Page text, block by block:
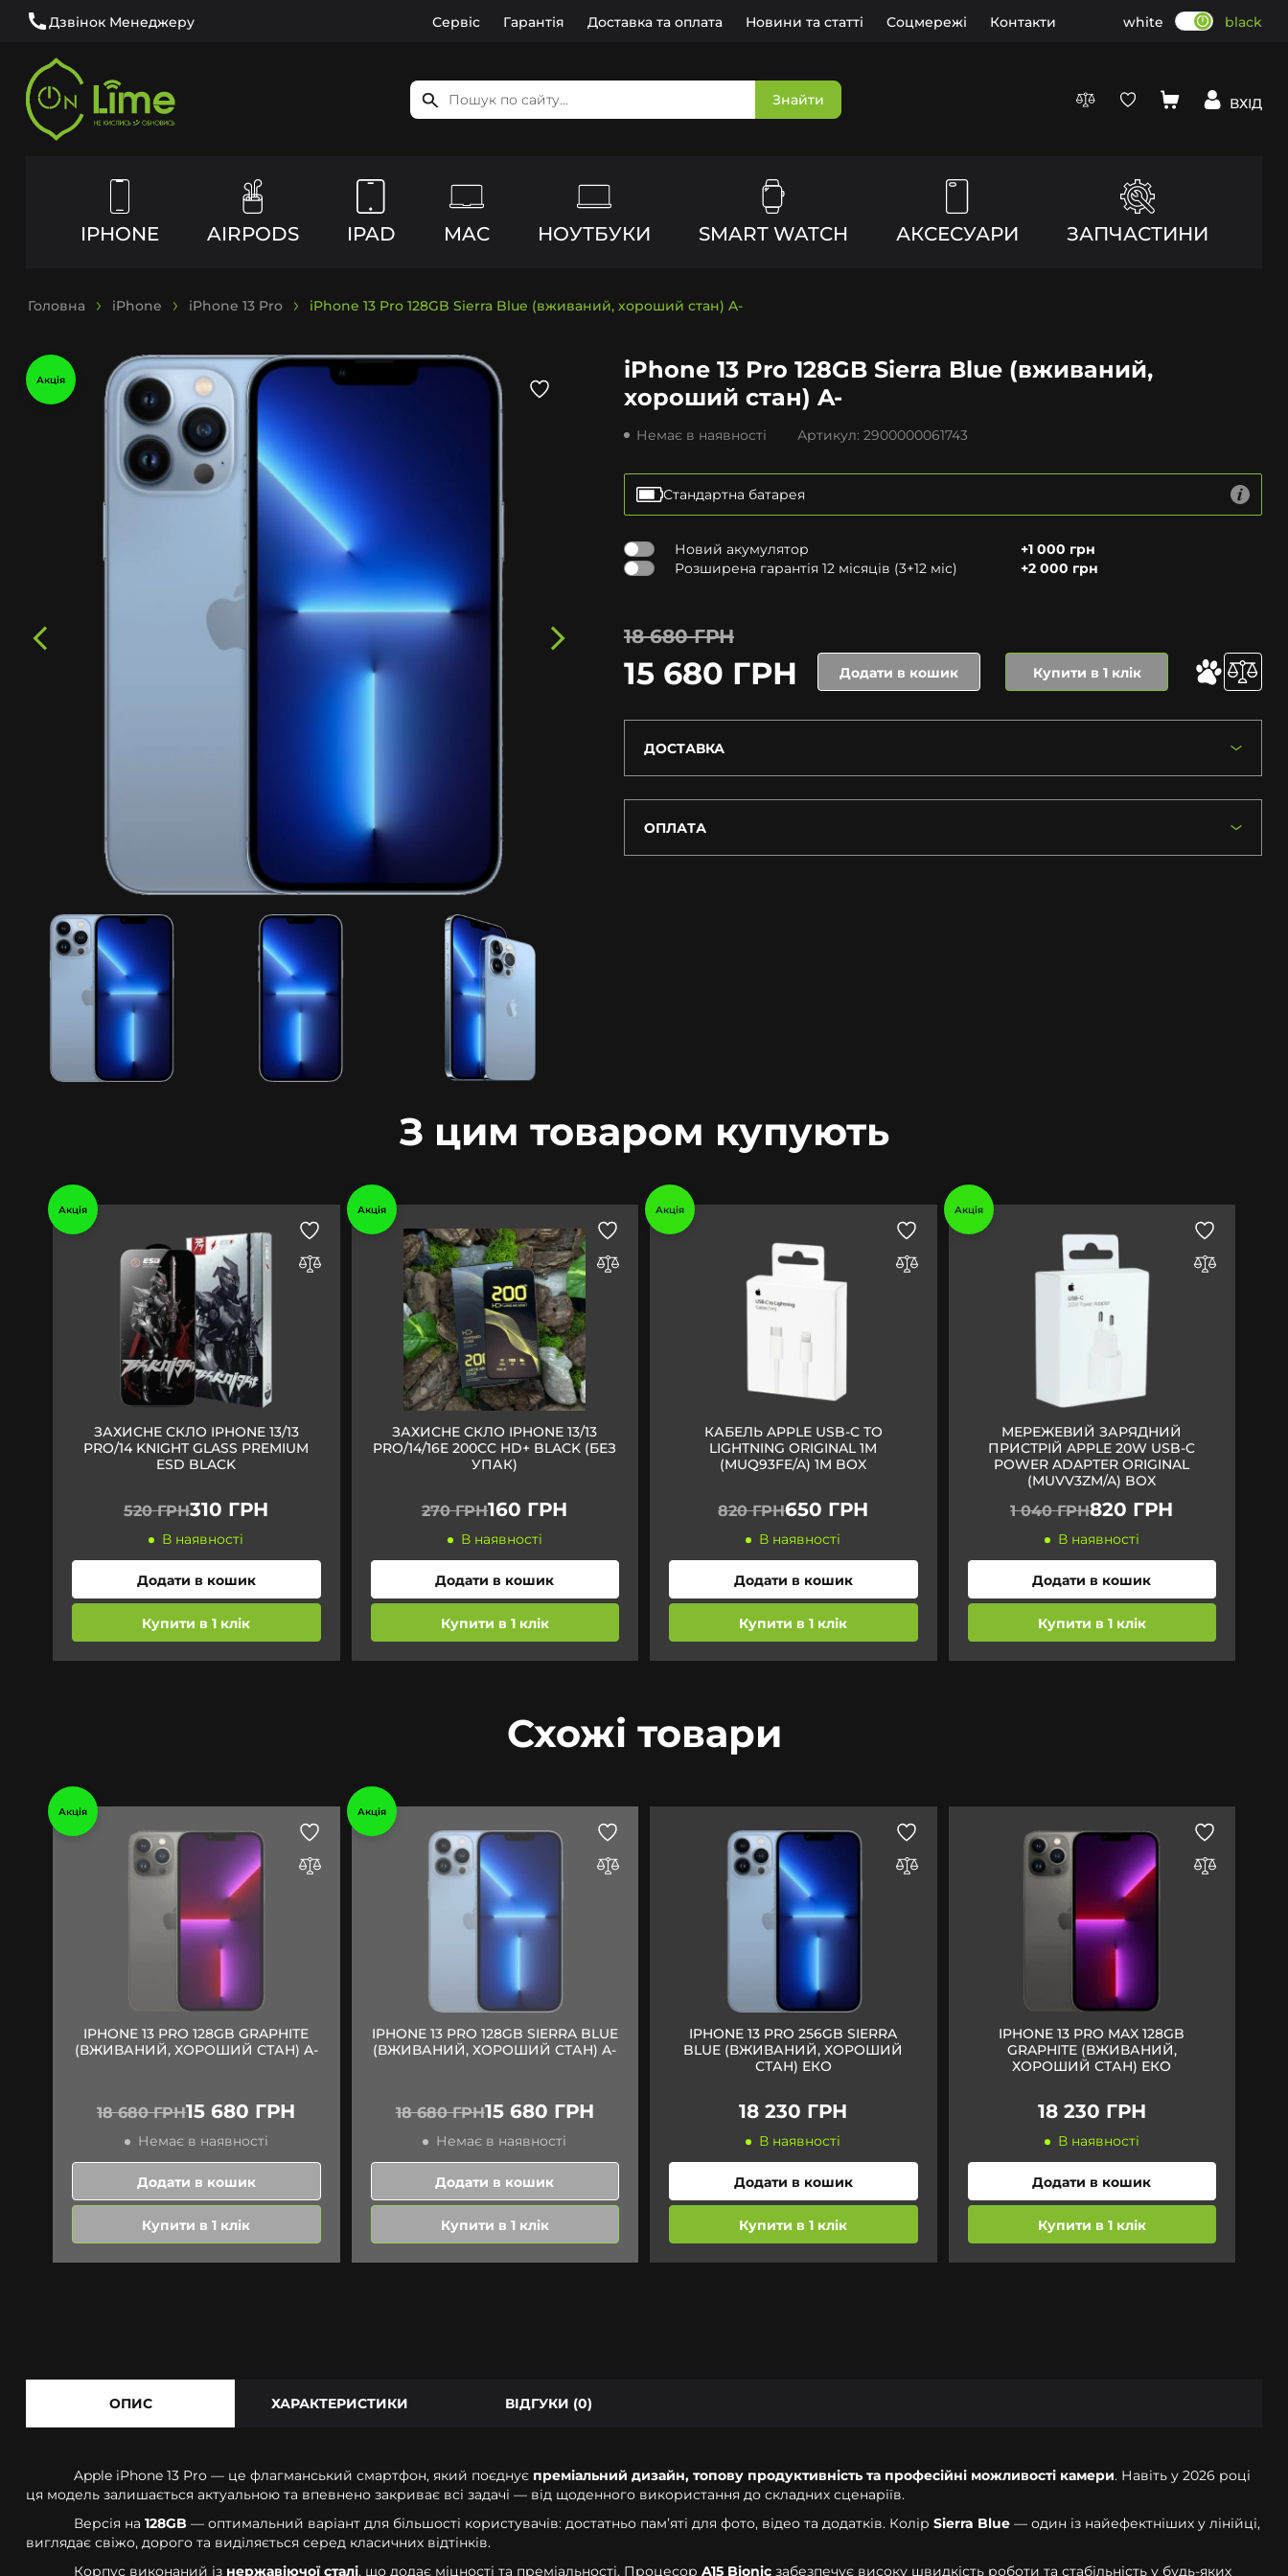
Дзвінок Менеджеру Сервіс Гарантія Доставка та оплата Новини та статті Соцмережі Контакти white black
Знайти ВХІД
IPHONE AIRPODS IPAD MAC НОУТБУКИ SMART WATCH АКСЕСУАРИ ЗАПЧАСТИНИ
Головна iPhone iPhone 13 Pro iPhone 13 Pro 128GB Sierra Blue (вживаний, хороший стан) A-
Акція
iPhone 13 Pro 128GB Sierra Blue (вживаний,
хороший стан) A-
Немає в наявності Артикул: 2900000061743
Стандартна батарея
Новий акумулятор
+1 000 грн
Розширена гарантія 12 місяців (3+12 міс)
+2 000 грн
18 680 ГРН
15 680 ГРН Додати в кошик Купити в 1 клік
ДОСТАВКА
ОПЛАТА
З цим товаром купують
Акція
ЗАХИСНЕ СКЛО IPHONE 13/13
PRO/14 KNIGHT GLASS PREMIUM
ESD BLACK
520 ГРН310 ГРН
В наявності
Додати в кошик
Купити в 1 клік
Акція
ЗАХИСНЕ СКЛО IPHONE 13/13
PRO/14/16E 200CC HD+ BLACK (БЕЗ
УПАК)
270 ГРН160 ГРН
В наявності
Додати в кошик
Купити в 1 клік
Акція
КАБЕЛЬ APPLE USB-C TO
LIGHTNING ORIGINAL 1M
(MUQ93FE/A) 1M BOX
820 ГРН650 ГРН
В наявності
Додати в кошик
Купити в 1 клік
Акція
МЕРЕЖЕВИЙ ЗАРЯДНИЙ
ПРИСТРІЙ APPLE 20W USB-C
POWER ADAPTER ORIGINAL
(MUVV3ZM/A) BOX
1 040 ГРН820 ГРН
В наявності
Додати в кошик
Купити в 1 клік
Схожі товари
Акція
IPHONE 13 PRO 128GB GRAPHITE
(ВЖИВАНИЙ, ХОРОШИЙ СТАН) A-
18 680 ГРН15 680 ГРН
Немає в наявності
Додати в кошик
Купити в 1 клік
Акція
IPHONE 13 PRO 128GB SIERRA BLUE
(ВЖИВАНИЙ, ХОРОШИЙ СТАН) A-
18 680 ГРН15 680 ГРН
Немає в наявності
Додати в кошик
Купити в 1 клік
IPHONE 13 PRO 256GB SIERRA
BLUE (ВЖИВАНИЙ, ХОРОШИЙ
СТАН) ЕКО
18 230 ГРН
В наявності
Додати в кошик
Купити в 1 клік
IPHONE 13 PRO MAX 128GB
GRAPHITE (ВЖИВАНИЙ,
ХОРОШИЙ СТАН) ЕКО
18 230 ГРН
В наявності
Додати в кошик
Купити в 1 клік
ОПИС ХАРАКТЕРИСТИКИ ВІДГУКИ (0)
Apple iPhone 13 Pro — це флагманський смартфон, який поєднує преміальний дизайн, топову продуктивність та професійні можливості камери. Навіть у 2026 році
ця модель залишається актуальною та впевнено закриває всі задачі — від щоденного використання до складних сценаріїв.
Версія на 128GB — оптимальний варіант для більшості користувачів: достатньо памʼяті для фото, відео та додатків. Колір Sierra Blue — один із найефектніших у лінійці,
виглядає свіжо, дорого та виділяється серед класичних відтінків.
Корпус виконаний із нержавіючої сталі, що додає міцності та преміальності. Процесор A15 Bionic забезпечує високу швидкість роботи та стабільність у будь-яких